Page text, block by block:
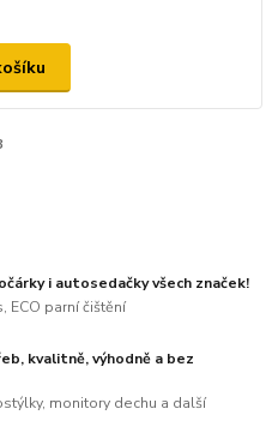
i autosedačky všech značek!
ECO parní čištění
kvalitně, výhodně a bez
monitory dechu a další